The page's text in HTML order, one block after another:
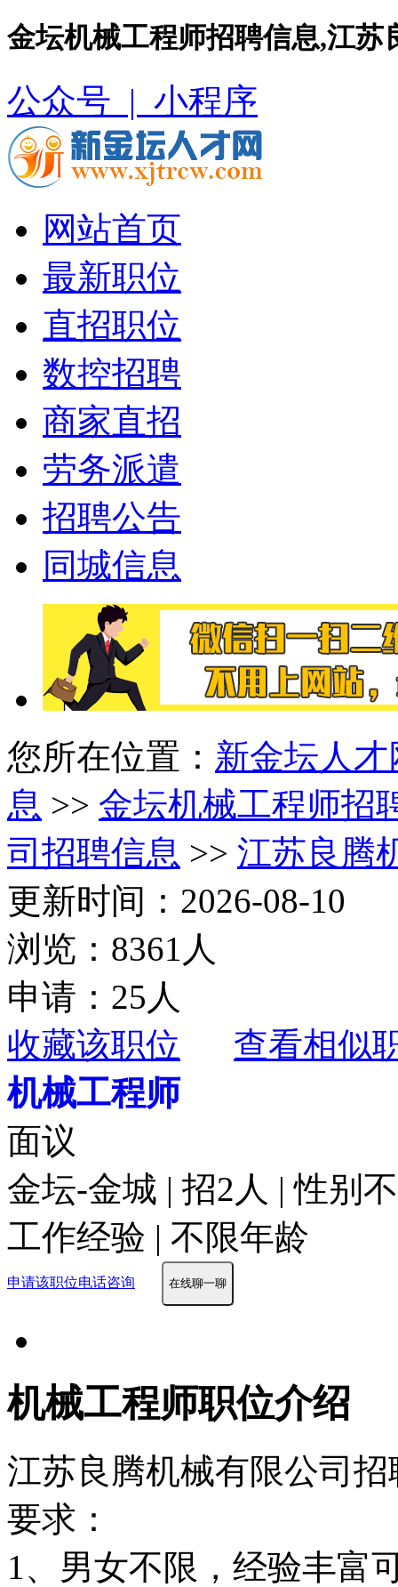
金坛机械工程师招聘信息,江
公众号 | 小程序
网站首页
最新职位
直招职位
数控招聘
商家直招
劳务派遣
招聘公告
同城信息
您所在位置： 新金坛人才
息 >> 金坛机械工程师招
司招聘信息 >> 江苏良腾
更新时间：2026-08-10
浏览：8361人
申请：25人
收藏该职位
查看相似
机械工程师
面议
金坛-金城 | 招2人 | 性别
工作经验 | 不限年龄
申请该职位电话咨询 在线聊一聊
机械工程师职位介绍
江苏良腾机械有限公司
要求：
1、男女不限，经验丰富